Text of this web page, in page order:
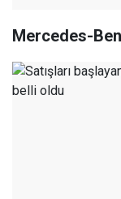
Mercedes-